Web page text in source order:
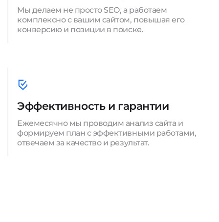
Мы делаем не просто SEO, а работаем
комплексно с вашим сайтом, повышая его
конверсию и позиции в поиске.
Эффективность и гарантии
Ежемесячно мы проводим анализ сайта и
формируем план с эффективными работами,
отвечаем за качество и результат.